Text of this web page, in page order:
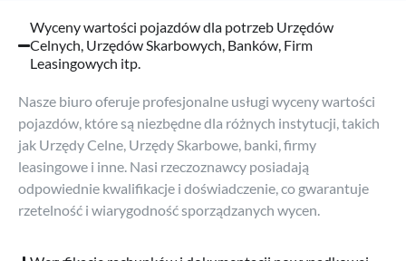
Wyceny wartości pojazdów dla potrzeb Urzędów
Celnych, Urzędów Skarbowych, Banków, Firm
Leasingowych itp.
Nasze biuro oferuje profesjonalne usługi wyceny wartości
pojazdów, które są niezbędne dla różnych instytucji, takich
jak Urzędy Celne, Urzędy Skarbowe, banki, firmy
leasingowe i inne. Nasi rzeczoznawcy posiadają
odpowiednie kwalifikacje i doświadczenie, co gwarantuje
rzetelność i wiarygodność sporządzanych wycen.